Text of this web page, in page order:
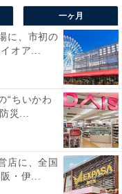
一ヶ月
に、市初の
オア...
“ちいかわ
災...
店に、全国
・伊...